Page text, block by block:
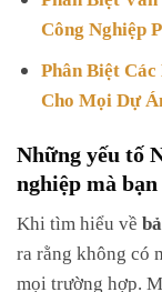
Công Nghiệp
Phân Biệt
Cho Mọi Dự
Những yếu tố
nghiệp mà
Khi tìm hiểu về
ra rằng không có
mọi trường hợp.